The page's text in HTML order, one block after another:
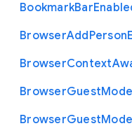
BookmarkBar
BrowserAddPerson
BrowserContext
BrowserGuestMode
BrowserGuestMode